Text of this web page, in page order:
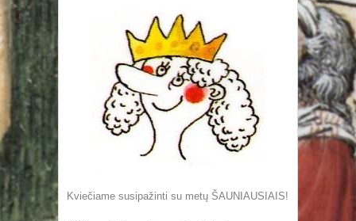
Kviečiame susipažinti su metų ŠAUNIAUSIAIS!